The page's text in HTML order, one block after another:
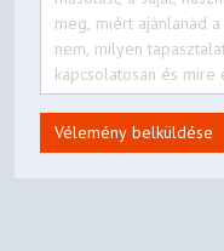
Vélemény belküldése